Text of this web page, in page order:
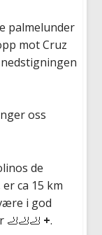
palmelunder
mot Cruz
oss
de
ca 15 km
i god
🦶🦶🦶 +.